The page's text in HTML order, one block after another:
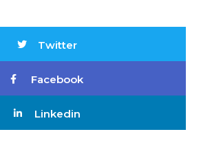
Twitter
Facebook
Linkedin